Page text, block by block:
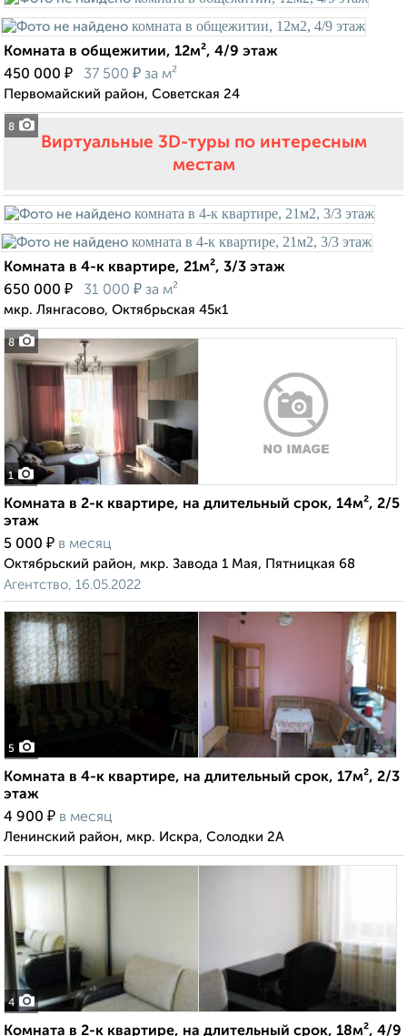
8
Комната в общежитии, 12м², 4/9 этаж
450 000 ₽ 37 500 ₽ за м²
Первомайский район, Советская 24
Виртуальные 3D-туры по интересным
местам
8
Комната в 4-к квартире, 21м², 3/3 этаж
650 000 ₽ 31 000 ₽ за м²
мкр. Лянгасово, Октябрьская 45к1
1
Комната в 2-к квартире, на длительный срок, 14м², 2/5
этаж
5 000 ₽ в месяц
Октябрьский район, мкр. Завода 1 Мая, Пятницкая 68
Агентство, 16.05.2022
5
Комната в 4-к квартире, на длительный срок, 17м², 2/3
этаж
4 900 ₽ в месяц
Ленинский район, мкр. Искра, Солодки 2А
4
Комната в 2-к квартире, на длительный срок, 18м², 4/9